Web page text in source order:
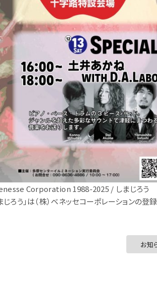
Corporation 1988-2025 / しまじろう
じろう」は（株）ベネッセコーポレーションの登
お知